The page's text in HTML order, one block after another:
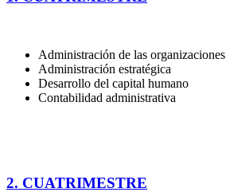
Administración de las organizaciones
Administración estratégica
Desarrollo del capital humano
Contabilidad administrativa
2. CUATRIMESTRE